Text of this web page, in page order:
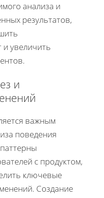
анализа и
результатов,
и увеличить
и
важным
поведения
с продуктом,
ключевые
Создание